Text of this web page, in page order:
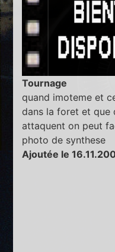
Tournage
quand imoteme et
dans la foret et que
attaquent on peut
photo de synthese
Ajoutée le